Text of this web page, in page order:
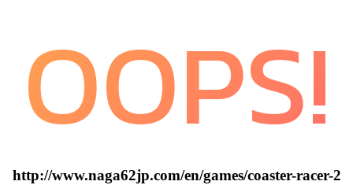
OOPS!
http://www.naga62jp.com/en/games/coaster-racer-2